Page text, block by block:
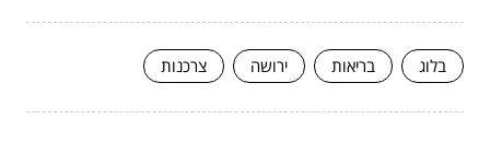
בלוג בריאות ירושה צרכנות